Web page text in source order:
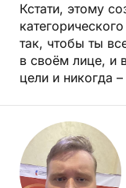
Кстати, этому
так, чтобы ты
в своём лице, и
цели и никогда